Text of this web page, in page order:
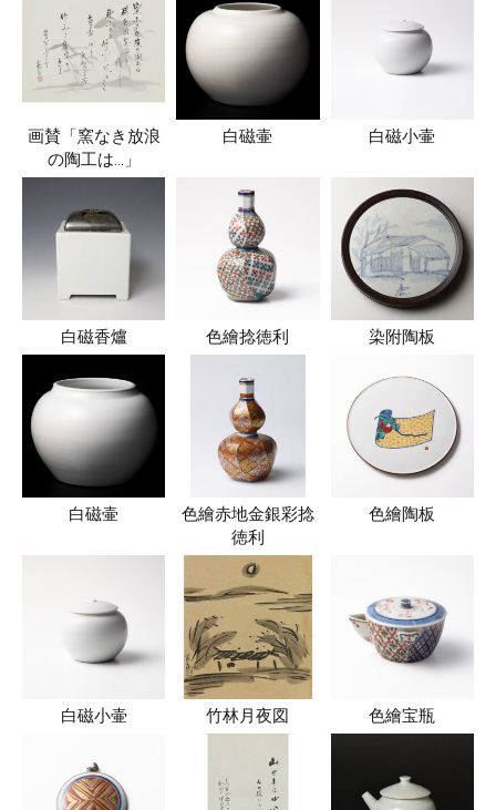
画賛「窯なき放浪
の陶工は…」
白磁壷 白磁小壷
白磁香爐 色繪捻徳利 染附陶板
白磁壷
色繪赤地金銀彩捻
徳利
色繪陶板
白磁小壷 竹林月夜図 色繪宝瓶